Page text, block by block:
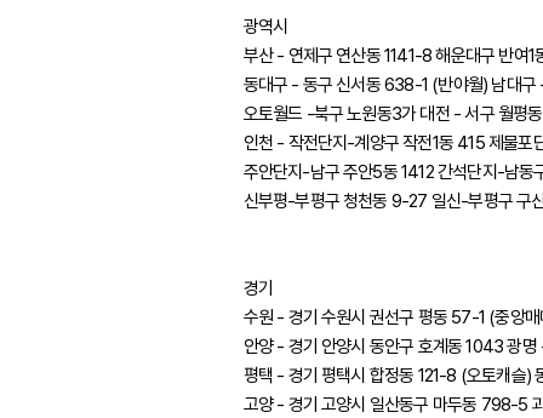
광역시
부산 - 연제구 연산동 1141-8 해운대구 반여
동대구 - 동구 신서동 638-1 (반야월) 남대
오토월드 -북구 노원동3가 대전 - 서구 월평
인천 - 작전단지-계양구 작전1동 415 제물
주안단지-남구 주안5동 1412 간석단지-남
신부평-부평구 청천동 9-27 일신-부평구 구
경기
수원 - 경기 수원시 권선구 평동 57-1 (중앙
안양 - 경기 안양시 동안구 호계동 1043 광
평택 - 경기 평택시 합정동 121-8 (오토캐슬
고양 - 경기 고양시 일산동구 마두동 798-5